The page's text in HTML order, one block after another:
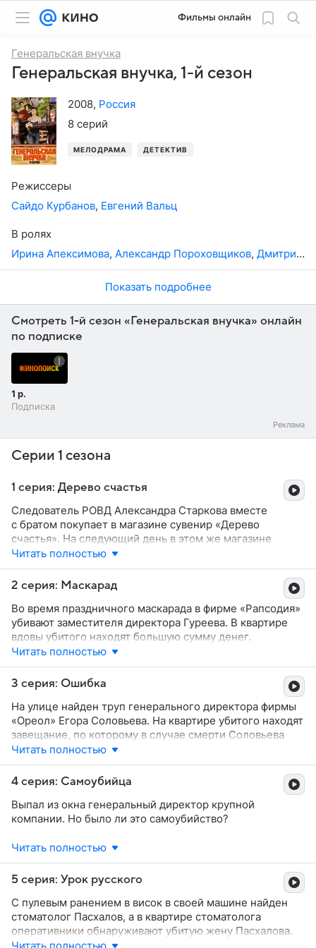
Фильмы онлайн
Генеральская внучка
Генеральская внучка, 1-й сезон
2008, Россия
8 серий
МЕЛОДРАМА ДЕТЕКТИВ
Режиссеры
Сайдо Курбанов, Евгений Вальц
В ролях
Ирина Апексимова, Александр Пороховщиков, Дмитрий Харатьян
Показать подробнее
Смотреть 1-й сезон «Генеральская внучка» онлайн
по подписке
1 р.
Подписка
Серии 1 сезона
1 серия: Дерево счастья
Следователь РОВД Александра Старкова вместе
с братом покупает в магазине сувенир «Дерево
счастья». На следующий день в этом же магазине
совершается убийство продавца. Затем взламывают
квартиру деда Александры. Старкова подозревает,
что вместо простых камушков на сувенире —
настоящие бриллианты. И купив «Дерево счастья», она
оказалась замешанной в дело о контрабанде
бриллиантами. Пытаясь получить у Старковой
драгоценности, бандиты берут в заложники ее
племянника.
Читать полностью
2 серия: Маскарад
Во время праздничного маскарада в фирме «Рапсодия»
убивают заместителя директора Гуреева. В квартире
вдовы убитого находят большую сумму денег.
Выясняется, что Гуреев, вместе с финансовым
директором фирмы Анастасией Коблик, занимался
за настоящий. Подозрение в убийстве падает
на Коблик. Но она уверяет, что смерть партнера ей
была не выгодна. Из разговора с ней становится
известным, что жена Гуреева всегда была истеричной
особой и бешено его ревновала.
Читать полностью
3 серия: Ошибка
На улице найден труп генерального директора фирмы
«Ореол» Егора Соловьева. На квартире убитого находят
завещание, по которому в случае смерти Соловьева
управление компанией переходит к его партнеру
Беляеву.
любовницы Соловьева. А в результате экспертизы
отпечатков пальцев на зажигалке, найденной на теле
Константинов, проходивший по делу о вооруженном
нападении на инкассаторов банка. Так кто же убийца?
Читать полностью
4 серия: Самоубийца
Выпал из окна генеральный директор крупной
компании. Но было ли это самоубийство?
Майор Старкова сомневается. У ее группы есть трое
подозреваемых: партнер Сумцов, который не хотел
отдавать долг, заместитель Поляков, желавший занять
владелицей огромного состояния. А найти настоящего
убийцу помогает фотограф Мальцев, на глазах которого
Бойко выпал из окна. Кого же запечатлела фотосъемка?
Читать полностью
5 серия: Урок русского
С пулевым ранением в висок в своей машине найден
стоматолог Пасхалов, а в квартире стоматолога
оперативники обнаруживают убитую жену Пасхалова.
На зеркале губной помадой написано слово